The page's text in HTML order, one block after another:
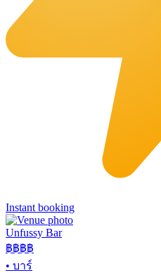
Instant booking
Unfussy Bar
฿฿฿฿
• บาร์